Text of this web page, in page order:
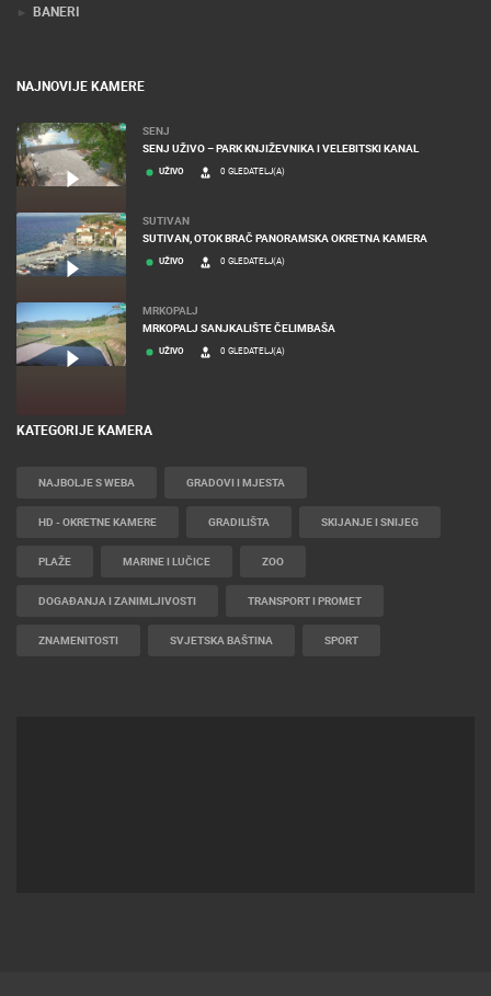
BANERI
NAJNOVIJE KAMERE
SENJ
SENJ UŽIVO – PARK KNJIŽEVNIKA I VELEBITSKI KANAL
UŽIVO 0 GLEDATELJ(A)
SUTIVAN
SUTIVAN, OTOK BRAČ PANORAMSKA OKRETNA KAMERA
UŽIVO 0 GLEDATELJ(A)
MRKOPALJ
MRKOPALJ SANJKALIŠTE ČELIMBAŠA
UŽIVO 0 GLEDATELJ(A)
KATEGORIJE KAMERA
NAJBOLJE S WEBA GRADOVI I MJESTA
HD - OKRETNE KAMERE GRADILIŠTA SKIJANJE I SNIJEG
PLAŽE MARINE I LUČICE ZOO
DOGAĐANJA I ZANIMLJIVOSTI TRANSPORT I PROMET
ZNAMENITOSTI SVJETSKA BAŠTINA SPORT